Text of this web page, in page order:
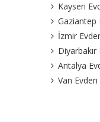
Kayseri
Gaziantep
İzmir
Antalya
Van